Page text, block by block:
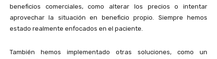
beneficios comerciales, como alterar los precios o intentar
aprovechar la situación en beneficio propio. Siempre hemos
estado realmente enfocados en el paciente.
También hemos implementado otras soluciones, como un